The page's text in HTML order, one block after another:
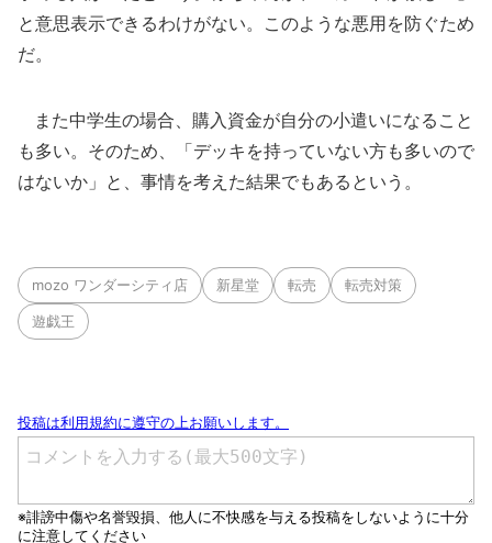
と意思表示できるわけがない。このような悪用を防ぐため
だ。
また中学生の場合、購入資金が自分の小遣いになること
も多い。そのため、「デッキを持っていない方も多いので
はないか」と、事情を考えた結果でもあるという。
mozo ワンダーシティ店 新星堂 転売 転売対策
遊戯王